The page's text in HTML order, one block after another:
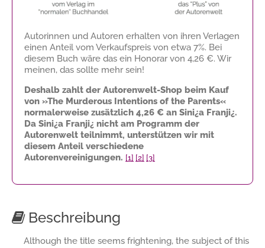
Autorinnen und Autoren erhalten von ihren Verlagen
einen Anteil vom Verkaufspreis von etwa 7%. Bei
diesem Buch wäre das ein Honorar von 4,26 €. Wir
meinen, das sollte mehr sein!
Deshalb zahlt der Autorenwelt-Shop beim Kauf
von »The Murderous Intentions of the Parents«
normalerweise zusätzlich 4,26 € an Sini¿a Franji¿.
Da Sini¿a Franji¿ nicht am Programm der
Autorenwelt teilnimmt, unterstützen wir mit
diesem Anteil verschiedene
Autorenvereinigungen. [1] [2] [3]
Beschreibung
Although the title seems frightening, the subject of this